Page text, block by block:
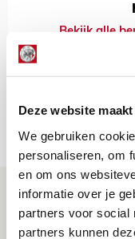
Deze website
We gebruiken
personaliseren, om
en om ons
informatie over je
partners voor social
partners kunnen
Bekijk alle
Net binnen //
Brandt: ‘Ajax
mijn hoofd